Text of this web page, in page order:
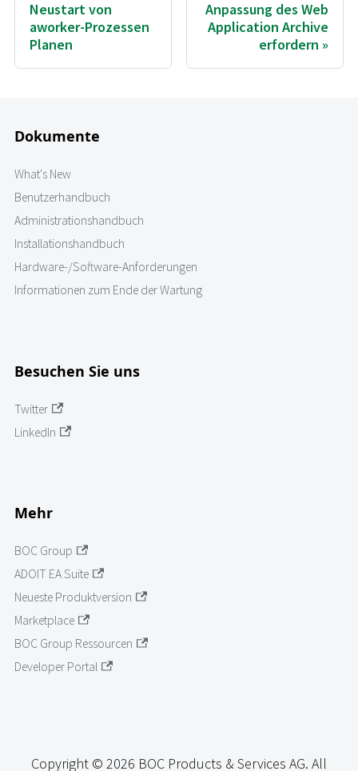
Neustart von
aworker-Prozessen
Planen
Anpassung des Web
Application Archive
erfordern
Dokumente
What's New
Benutzerhandbuch
Administrationshandbuch
Installationshandbuch
Hardware-/Software-Anforderungen
Informationen zum Ende der Wartung
Besuchen Sie uns
Twitter
LinkedIn
Mehr
BOC Group
ADOIT EA Suite
Neueste Produktversion
Marketplace
BOC Group Ressourcen
Developer Portal
Copyright © 2026 BOC Products & Services AG. All